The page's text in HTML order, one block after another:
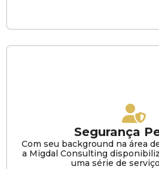
Segurança
Com seu background na área
a Migdal Consulting
uma série de